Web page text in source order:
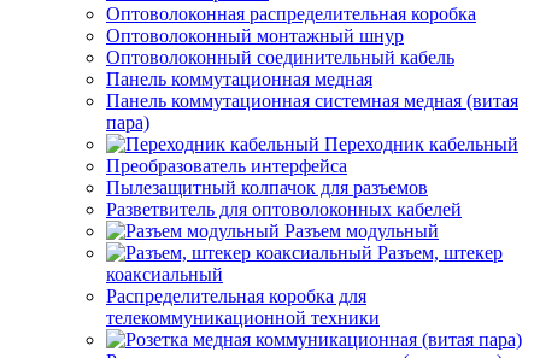
Оптоволоконная распределительная коробка
Оптоволоконный монтажный шнур
Оптоволоконный соединительный кабель
Панель коммутационная медная
Панель коммутационная системная медная (витая
пара)
Переходник кабельный
Преобразователь интерфейса
Пылезащитный колпачок для разъемов
Разветвитель для оптоволоконных кабелей
Разъем модульный
Разъем, штекер
коаксиальный
Распределительная коробка для
телекоммуникационной техники